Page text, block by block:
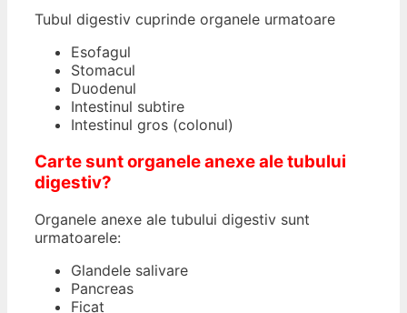
Tubul digestiv cuprinde organele urmatoare
Esofagul
Stomacul
Duodenul
Intestinul subtire
Intestinul gros (colonul)
Carte sunt organele anexe ale tubului
digestiv?
Organele anexe ale tubului digestiv sunt
urmatoarele:
Glandele salivare
Pancreas
Ficat